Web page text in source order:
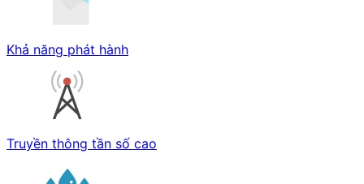
Khả năng phát hành
Truyền thông tần số cao